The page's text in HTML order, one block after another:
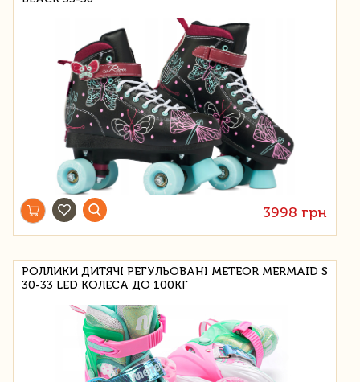
3998 грн
РОЛЛИКИ ДИТЯЧІ РЕГУЛЬОВАНІ METEOR MERMAID S
30-33 LED КОЛЕСА ДО 100КГ